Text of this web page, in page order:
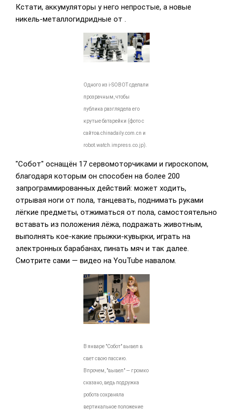
Кстати, аккумуляторы у него непростые, а новые
никель-металлогидридные от .
Одного из i-SOBOT сделали
прозрачным, чтобы
публика разглядела его
крутые батарейки (фото с
сайтов chinadaily.com.cn и
robot.watch.impress.co.jp).
"Собот" оснащён 17 сервомоторчиками и гироскопом,
благодаря которым он способен на более 200
запрограммированных действий: может ходить,
отрывая ноги от пола, танцевать, поднимать руками
лёгкие предметы, отжиматься от пола, самостоятельно
вставать из положения лёжа, подражать животным,
выполнять кое-какие прыжки-кувырки, играть на
электронных барабанах, пинать мяч и так далее.
Смотрите сами — видео на YouTube навалом.
В январе "Собот" вывел в
свет свою пассию.
Впрочем, "вывел" — громко
сказано, ведь подружка
робота сохраняла
вертикальное положение